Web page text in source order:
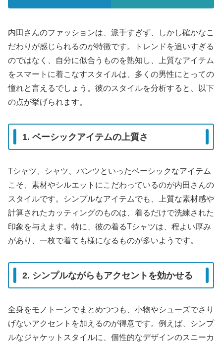
内田さんのファッションは、派手すぎず、しかし確かなこ
だわりが感じられるのが特徴です。トレンドを追いすぎる
のではなく、自分に似合うものを熟知し、上質なアイテム
をスマートに着こなすスタイルは、多くの男性にとっての
憧れと言えるでしょう。彼のスタイルを分析すると、以下
の点が挙げられます。
1. ベーシックアイテムの上質さ
Tシャツ、シャツ、パンツといったベーシックなアイテム
こそ、素材やシルエットにこだわっているのが内田さんの
スタイルです。シンプルなアイテムでも、上質な素材感や
計算されたカッティングのものは、着るだけで洗練された
印象を与えます。特に、彼の着るTシャツは、程よい厚み
があり、一枚で着ても様になるものが多いようです。
2. シンプルながらもアクセントを効かせる
全身をモノトーンでまとめつつも、小物やシューズでさり
げないアクセントを加えるのが得意です。例えば、シンプ
ルなジャケットスタイルに、個性的なデザインのスニーカ